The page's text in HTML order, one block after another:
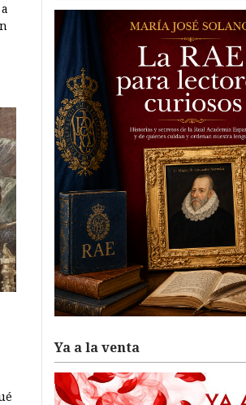
Ya a la venta